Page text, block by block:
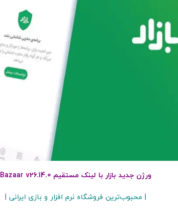
ورژن جدید بازار با لینک مستقیم Bazaar v26.14.0
| محبوب‌ترین فروشگاه نرم افزار و بازی ایرانی |